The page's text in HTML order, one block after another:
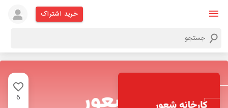
خرید اشتراک
6